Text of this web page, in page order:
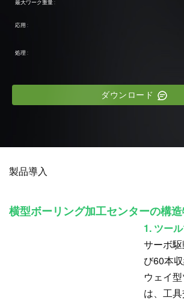
最大ワーク重量 :
応用 :
処理 :
ダウンロード
製品導入
横型ボーリング加工センターの構
1. ツー
サーボ
び60本
ウェイ
は、工